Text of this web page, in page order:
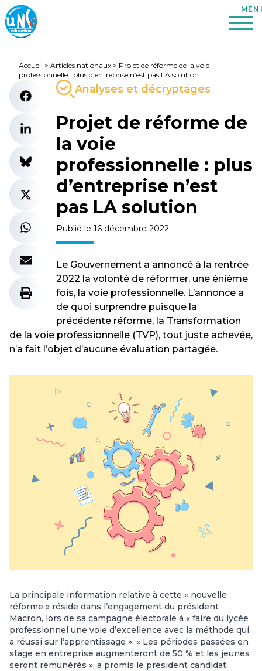
Accueil > Articles nationaux > Projet de réforme de la voie
professionnelle : plus d’entreprise n’est pas LA solution
Analyses et décryptages
Projet de réforme de
la voie
professionnelle : plus
d’entreprise n’est
pas LA solution
Publié le 16 décembre 2022
Le Gouvernement a annoncé à la rentrée
2022 la volonté de réformer, une énième
fois, la voie professionnelle. L’annonce a
de quoi surprendre puisque la
précédente réforme, la Transformation
de la voie professionnelle (TVP), tout juste achevée,
n’a fait l’objet d’aucune évaluation partagée.
La principale information relative à cette « nouvelle
réforme » réside dans l’engagement du président
Macron, lors de sa campagne électorale à « faire du lycée
professionnel une voie d’excellence avec la méthode qui
a réussi sur l’apprentissage ». « Les périodes passées en
stage en entreprise augmenteront de 50 % et les jeunes
seront rémunérés », a promis le président candidat.